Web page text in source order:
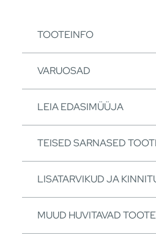
TOOTEINFO
VARUOSAD
LEIA EDASIMÜÜJA
TEISED SARNASED
LISATARVIKUD JA
MUUD HUVITAVAD